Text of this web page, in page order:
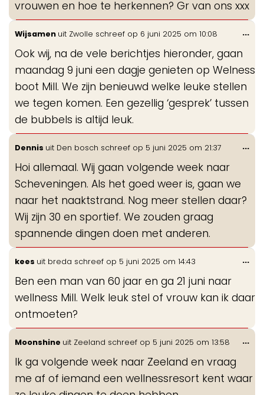
vrouwen en hoe te herkennen? Gr van ons xxx
Wijsamen uit Zwolle schreef op 6 juni 2025 om 10:08
Ook wij, na de vele berichtjes hieronder, gaan
maandag 9 juni een dagje genieten op Welness
boot Mill. We zijn benieuwd welke leuke stellen
we tegen komen. Een gezellig ‘gesprek’ tussen
de bubbels is altijd leuk.
...
Dennis uit Den bosch schreef op 5 juni 2025 om 21:37
Hoi allemaal. Wij gaan volgende week naar
Scheveningen. Als het goed weer is, gaan we
naar het naaktstrand. Nog meer stellen daar?
Wij zijn 30 en sportief. We zouden graag
spannende dingen doen met anderen.
...
kees uit breda schreef op 5 juni 2025 om 14:43
Ben een man van 60 jaar en ga 21 juni naar
wellness Mill. Welk leuk stel of vrouw kan ik daar
ontmoeten?
...
Moonshine uit Zeeland schreef op 5 juni 2025 om 13:58
Ik ga volgende week naar Zeeland en vraag
me af of iemand een wellnessresort kent waar
...